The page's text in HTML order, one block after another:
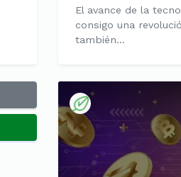
El avance de la
consigo una
también...